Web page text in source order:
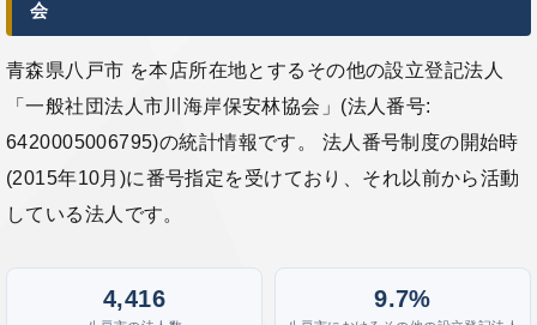
会
青森県八戸市 を本店所在地とするその他の設立登記法人
「一般社団法人市川海岸保安林協会」(法人番号:
6420005006795)の統計情報です。 法人番号制度の開始時
(2015年10月)に番号指定を受けており、それ以前から活動
している法人です。
4,416 9.7%